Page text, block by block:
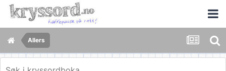
Allers